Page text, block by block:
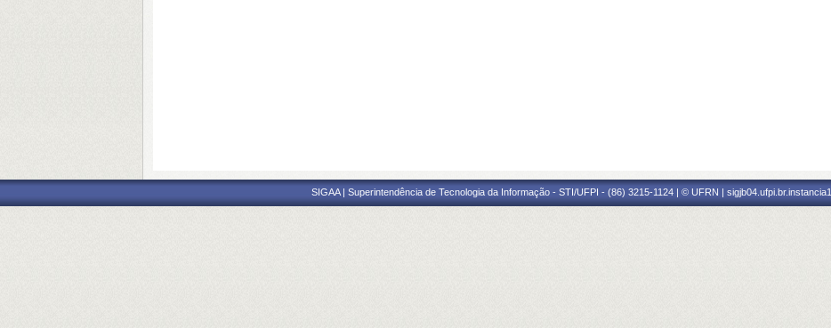
SIGAA | Superintendência de Tecnologia da Informação - STI/UFPI - (86) 3215-1124 | © UFRN | sigjb04.ufpi.br.instancia1